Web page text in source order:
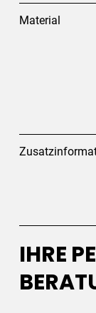
Material
IHRE